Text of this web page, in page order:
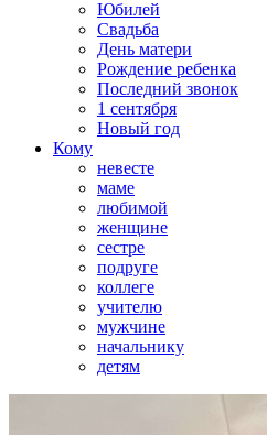
Юбилей
Свадьба
День матери
Рождение ребенка
Последний звонок
1 сентября
Новый год
Кому
невесте
маме
любимой
женщине
сестре
подруге
коллеге
учителю
мужчине
начальнику
детям